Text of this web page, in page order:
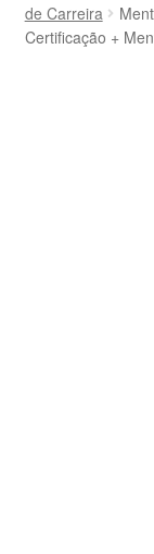
de Carreira
Certificação +